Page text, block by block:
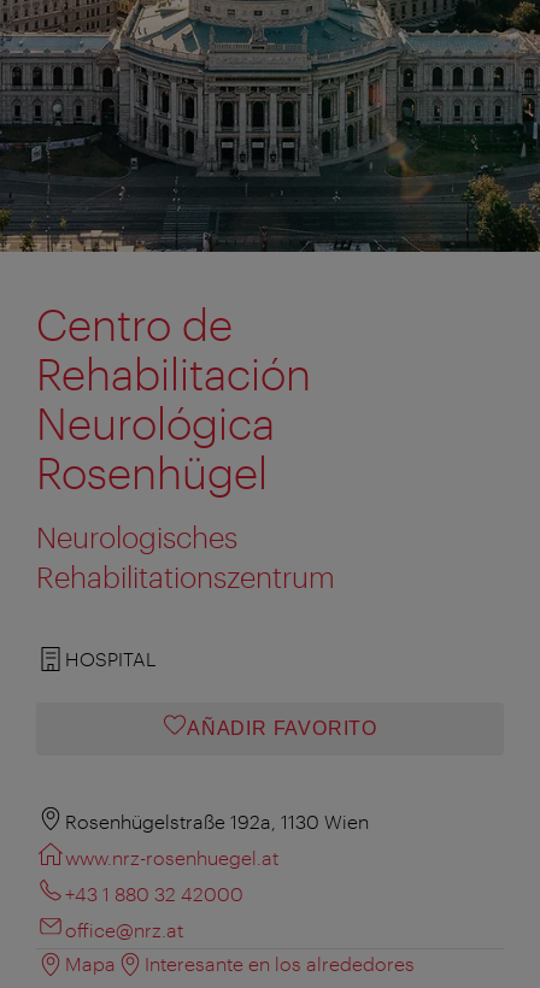
Centro de
Rehabilitación
Neurológica
Rosenhügel
Neurologisches
Rehabilitationszentrum
HOSPITAL
AÑADIR FAVORITO
Rosenhügelstraße 192a, 1130 Wien
www.nrz-rosenhuegel.at
+43 1 880 32 42000
office@nrz.at
Mapa
Interesante en los alrededores